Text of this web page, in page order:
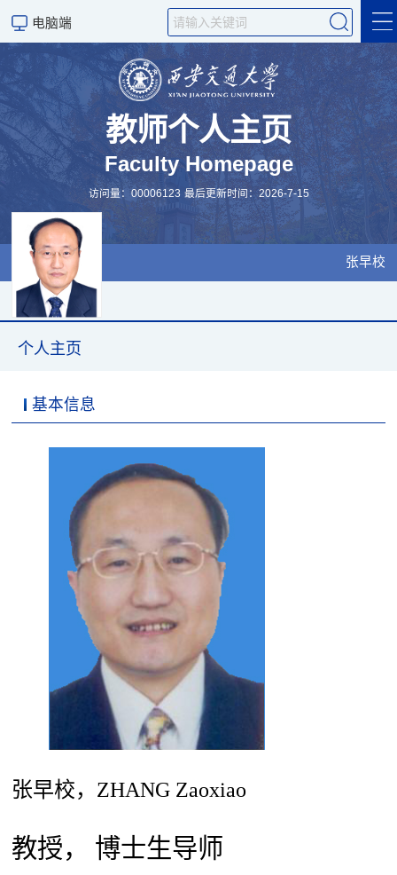
电脑端
个人主页
科学研究
教学工作
课程概括
科学研究
教师个人主页
Faculty Homepage
访问量：00006123 最后更新时间：2026-7-15
张早校
个人主页
基本信息
张早校，ZHANG Zaoxiao
教授， 博士生导师